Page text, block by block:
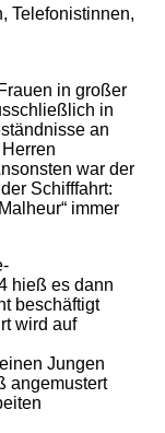
Telefonistinnen,
in großer
in
an
war der
Schifffahrt:
immer
hieß es dann
beschäftigt
wird auf
Jungen
angemustert